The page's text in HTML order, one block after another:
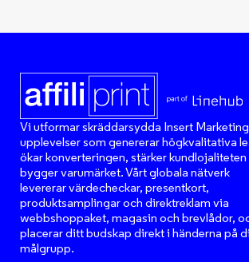
Vi utformar skräddarsydda Insert
upplevelser som genererar högkvalitativa
ökar konverteringen, stärker kundlojaliteten
bygger varumärket. Vårt globala nätverk
levererar värdecheckar, presentkort,
produktsamplingar och direktreklam via
webbshoppaket, magasin och brevlådor,
placerar ditt budskap direkt i händerna på
målgrupp.